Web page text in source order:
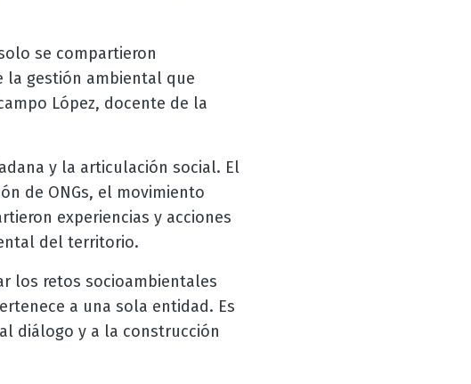
se compartieron
la gestión ambiental que
López, docente de la
y la articulación social. El
de ONGs, el movimiento
experiencias y acciones
del territorio.
los retos socioambientales
a una sola entidad. Es
diálogo y a la construcción